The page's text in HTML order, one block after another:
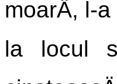
moarÄ, l-
la locul